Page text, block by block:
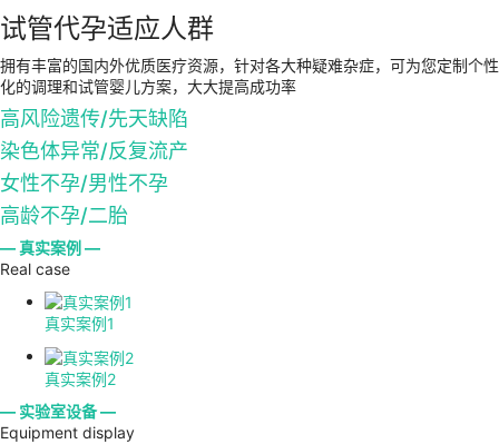
试管代孕适应人群
拥有丰富的国内外优质医疗资源，针对各大种疑难杂症，可为您定制个性
化的调理和试管婴儿方案，大大提高成功率
高风险遗传/先天缺陷
染色体异常/反复流产
女性不孕/男性不孕
高龄不孕/二胎
— 真实案例 —
Real case
真实案例1
真实案例2
— 实验室设备 —
Equipment display